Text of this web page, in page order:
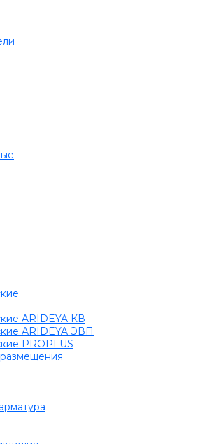
ARIDEYA КВ
ARIDEYA ЭВП
PROPLUS